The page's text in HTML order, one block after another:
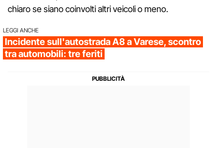
chiaro se siano coinvolti altri veicoli o meno.
LEGGI ANCHE
Incidente sull'autostrada A8 a Varese, scontro
tra automobili: tre feriti